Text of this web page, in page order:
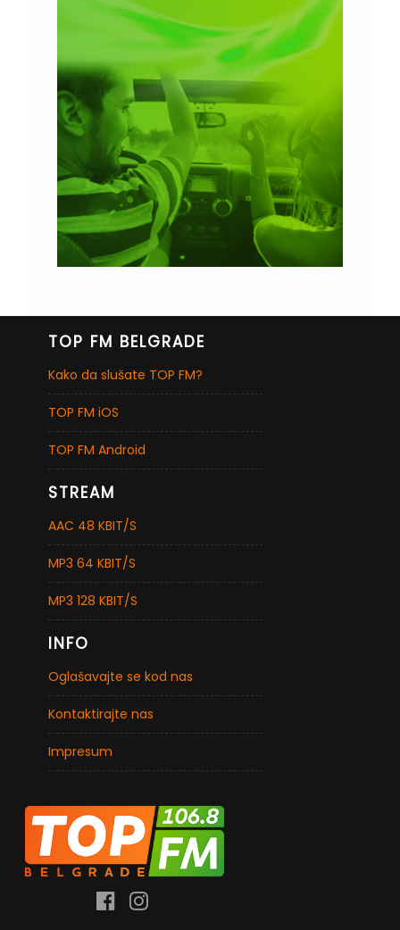
TOP FM BELGRADE
Kako da slušate TOP FM?
TOP FM iOS
TOP FM Android
STREAM
AAC 48 KBIT/S
MP3 64 KBIT/S
MP3 128 KBIT/S
INFO
Oglašavajte se kod nas
Kontaktirajte nas
Impresum